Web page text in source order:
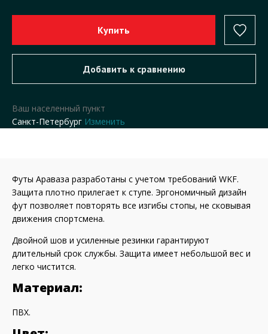
Ваш населенный пункт
Санкт-Петербург Изменить
Футы Араваза разработаны с учетом требований WKF.
Защита плотно прилегает к ступе. Эргономичный дизайн
фут позволяет повторять все изгибы стопы, не сковывая
движения спортсмена.
Двойной шов и усиленные резинки гарантируют
длительный срок службы. Защита имеет небольшой вес и
легко чистится.
Материал:
ПВХ.